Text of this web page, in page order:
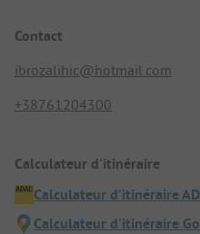
Contact
ibrozalihic@hotmail.com
+38761204300
Calculateur d'itinéraire
Calculateur d'itinéraire
Calculateur d'itinéraire